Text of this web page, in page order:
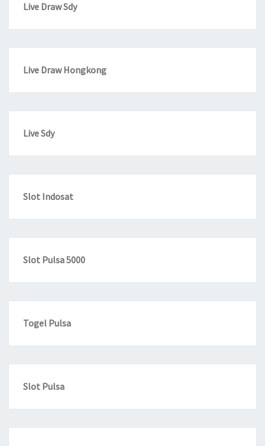
Live Draw Sdy
Live Draw Hongkong
Live Sdy
Slot Indosat
Slot Pulsa 5000
Togel Pulsa
Slot Pulsa